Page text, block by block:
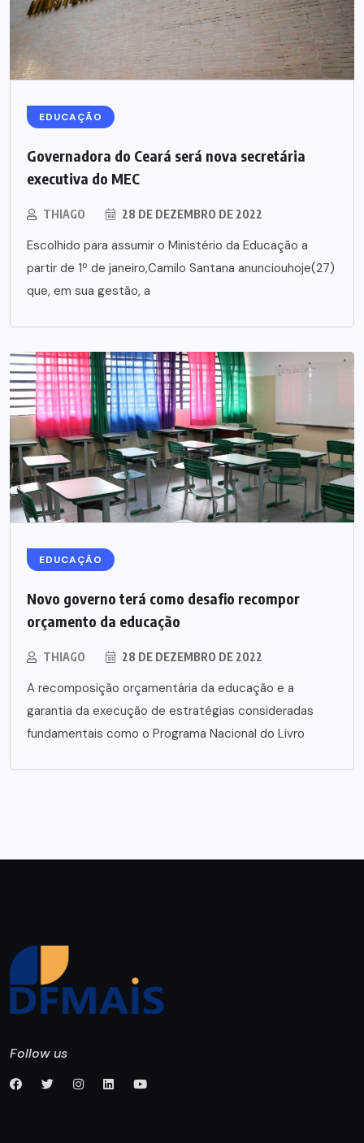
EDUCAÇÃO
Governadora do Ceará será nova secretária
executiva do MEC
THIAGO 28 DE DEZEMBRO DE 2022
Escolhido para assumir o Ministério da Educação a
partir de 1º de janeiro,Camilo Santana anunciouhoje(27)
que, em sua gestão, a
EDUCAÇÃO
Novo governo terá como desafio recompor
orçamento da educação
THIAGO 28 DE DEZEMBRO DE 2022
A recomposição orçamentária da educação e a
garantia da execução de estratégias consideradas
fundamentais como o Programa Nacional do Livro
Follow us